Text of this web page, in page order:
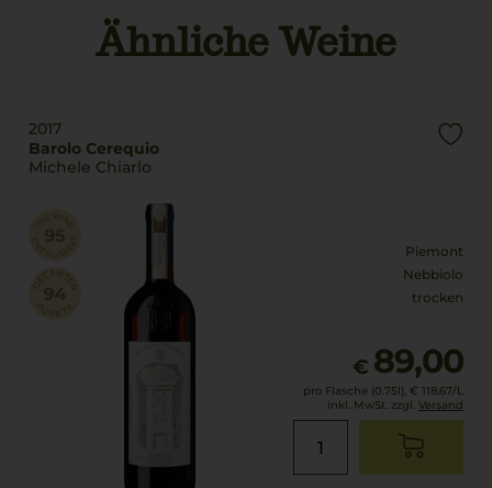
Rebsorten
100% Nebbiolo
Händler
DE-ÖKO-006
Produkt
Land
Italien
Ähnliche Weine
2017
Barolo Cerequio
Michele Chiarlo
Piemont
Nebbiolo
trocken
€ 89,00
pro Flasche (0.75l), € 118,67/L
inkl. MwSt. zzgl. Versand